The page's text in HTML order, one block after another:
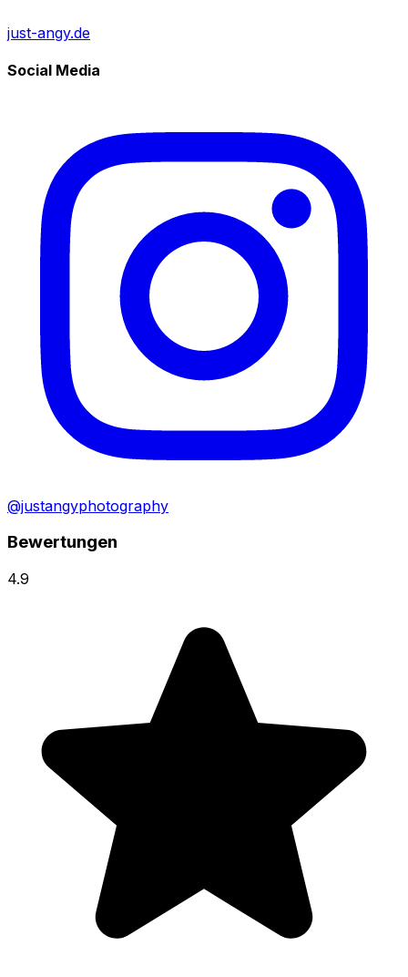
just-angy.de
Social Media
@justangyphotography
Bewertungen
4.9